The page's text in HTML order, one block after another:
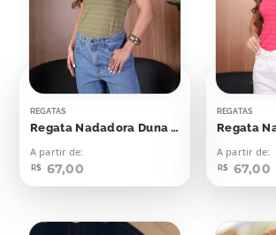
REGATAS
Regata Nadadora Duna Verde Oriente Listras Off
A partir de:
R$ 67,00
REGATAS
A partir de:
R$ 67,00